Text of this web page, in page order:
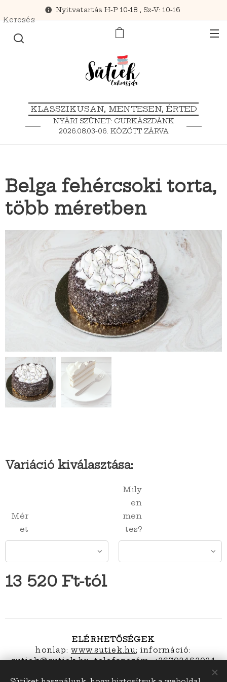
Nyitvatartás H-P 10-18 , Sz-V: 10-16
KLASSZIKUSAN, MENTESEN, ÉRTED
NYÁRI SZÜNET: CURKÁSZDÁNK
2026.08.03-06. KÖZÖTT ZÁRVA
Keresés
Belga fehércsoki torta,
több méretben
Variáció kiválasztása:
Mér
et
Mily
en
men
tes?
13 520 Ft-tól
ELÉRHETŐSÉGEK
honlap:www.sutiek.hu; információ:
sutiek@sutiek.hu; telefonszám: +36703463034